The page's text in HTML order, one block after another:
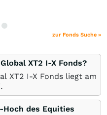
zur Fonds Suche »
XT2 I-X Fonds?
XT2 I-X Fonds liegt am
.
Hoch des Equities